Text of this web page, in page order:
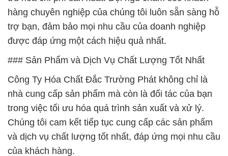
và dịch vụ chất lượng tốt nhất, đáp ứng mọi nhu cầu
của khách hàng.
### Đa Dạng Sản Phẩm Phục Vụ Nhiều Ngành
Công Nghiệp
Với dòng sản phẩm đa dạng, chúng tôi tự hào đã và
đang đóng góp vào sự phát triển bền vững của các
doanh nghiệp khách hàng trong nhiều ngành công
nghiệp khác nhau. Kinh nghiệm và sự am hiểu sâu
rộng về hóa chất giúp chúng tôi đáp ứng mọi yêu
cầu và thách thức.